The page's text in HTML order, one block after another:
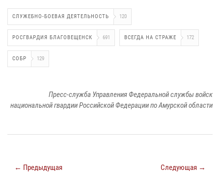
СЛУЖЕБНО-БОЕВАЯ ДЕЯТЕЛЬНОСТЬ 120
РОСГВАРДИЯ БЛАГОВЕЩЕНСК 691 ВСЕГДА НА СТРАЖЕ 172
СОБР 129
Пресс-служба Управления Федеральной службы войск
национальной гвардии Российской Федерации по Амурской области
← Предыдущая Следующая →